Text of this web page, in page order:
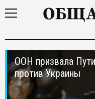
ООН призвала
против Украины